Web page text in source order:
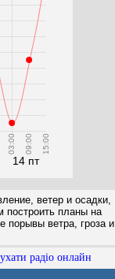
14 пт
03:00 09:00 15:00
ветер и осадки,
построить планы на
порывы ветра, гроза и
радіо онлайн